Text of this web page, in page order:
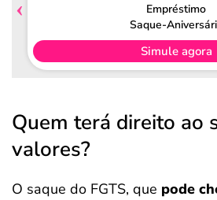
Empréstimo
Saque-
Simule agora
Quem terá direito ao
valores?
O saque do FGTS, que pode